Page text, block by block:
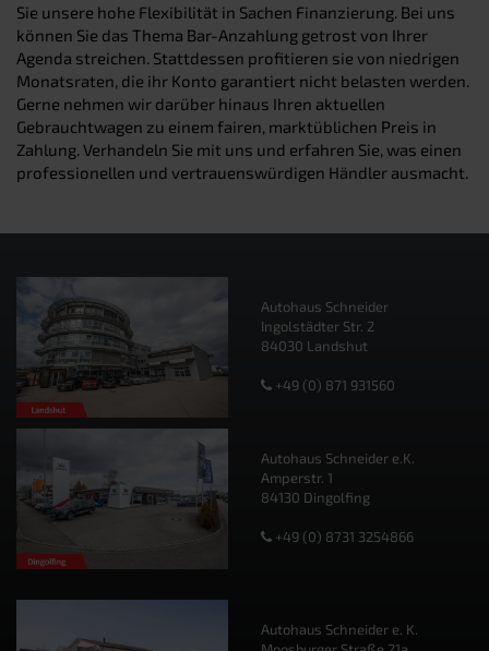
Sie unsere hohe Flexibilität in Sachen Finanzierung. Bei uns
können Sie das Thema Bar-Anzahlung getrost von Ihrer
Agenda streichen. Stattdessen profitieren sie von niedrigen
Monatsraten, die ihr Konto garantiert nicht belasten werden.
Gerne nehmen wir darüber hinaus Ihren aktuellen
Gebrauchtwagen zu einem fairen, marktüblichen Preis in
Zahlung. Verhandeln Sie mit uns und erfahren Sie, was einen
professionellen und vertrauenswürdigen Händler ausmacht.
Autohaus Schneider
Ingolstädter Str. 2
84030 Landshut
+49 (0) 871 931560
Autohaus Schneider e.K.
Amperstr. 1
84130 Dingolfing
+49 (0) 8731 3254866
Autohaus Schneider e. K.